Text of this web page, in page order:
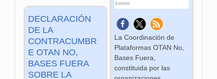
kristine
La Coordinación de
Plataformas OTAN No,
Bases Fuera,
constituida por las
DECLARACIÓN
DE LA
CONTRACUMBR
E OTAN NO,
BASES FUERA
SOBRE LA